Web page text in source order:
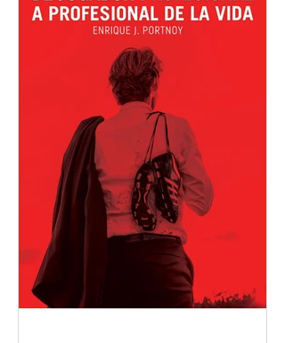
un deportista profesional que muchas
veces queda relegado: la gestión
financiera. En Segundo Tiempo
entendemos que la carrera deportiva
es intensa, exigente y, sobre todo,
limitada en el tiempo; por eso
desarrollamos un enfoque
especializado en acompañamiento
financiero para deportistas
profesionales